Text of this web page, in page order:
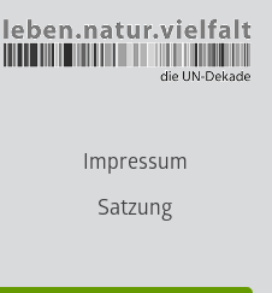
Impressum
Satzung